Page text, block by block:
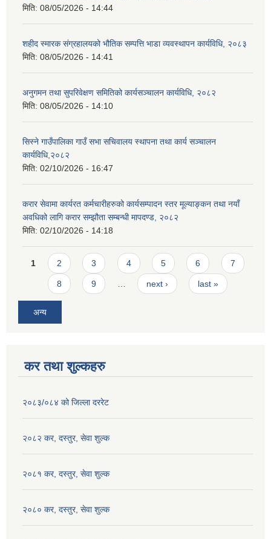
मिति: 08/05/2026 - 14:44
शहीद स्मारक संग्रहालयको भौतिक सम्पत्ति भाडा व्यवस्थापन कार्यविधि, २०८३
मिति: 08/05/2026 - 14:41
अनुगमन तथा सुपरिवेक्षण समितिको कार्यसञ्चालन कार्यविधि, २०८२
मिति: 08/05/2026 - 14:10
सिस्ने गाउँपालिका गाउँ सभा सचिवालय स्थापना तथा कार्य सञ्चालन
कार्यविधि,२०८२
मिति: 02/10/2026 - 16:47
करार सेवामा कार्यरत कर्मचारीहरुको कार्यसम्पादन स्तर मूल्याङ्कन तथा नयाँ
अवधिको लागि करार सम्झौता सम्बन्धी मापदण्ड, २०८२
मिति: 02/10/2026 - 14:18
Pages
1 2 3 4 5 6 7
8 9 … next › last »
अन्य
कर तथा शुल्कहरु
२०८३/०८४ को जिल्ला दररेट
२०८२ कर, दस्तुर, सेवा शुल्क
२०८१ कर, दस्तुर, सेवा शुल्क
२०८० कर, दस्तुर, सेवा शुल्क